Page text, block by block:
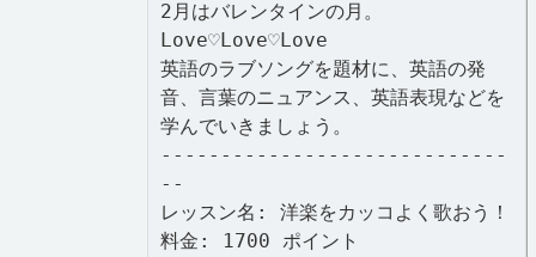
2月はバレンタインの月。
Love♡Love♡Love
英語のラブソングを題材に、英語の発
音、言葉のニュアンス、英語表現などを
学んでいきましょう。
-----------------------------
--
レッスン名: 洋楽をカッコよく歌おう！
料金: 1700 ポイント